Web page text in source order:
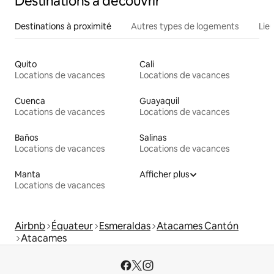
Destinations à proximité Autres types de logements
Quito
Locations de vacances
Cali
Locations de vacances
Cuenca
Locations de vacances
Guayaquil
Locations de vacances
Baños
Locations de vacances
Salinas
Locations de vacances
Manta
Locations de vacances
Afficher plus
Airbnb Équateur Esmeraldas Atacames Cantón
Atacames